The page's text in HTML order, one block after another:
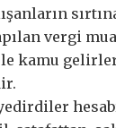
vergi
kamu